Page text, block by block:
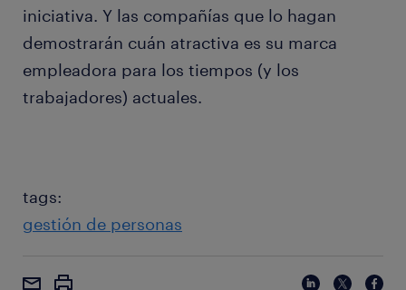
iniciativa. Y las compañías que lo hagan
demostrarán cuán atractiva es su marca
empleadora para los tiempos (y los
trabajadores) actuales.
tags:
gestión de personas